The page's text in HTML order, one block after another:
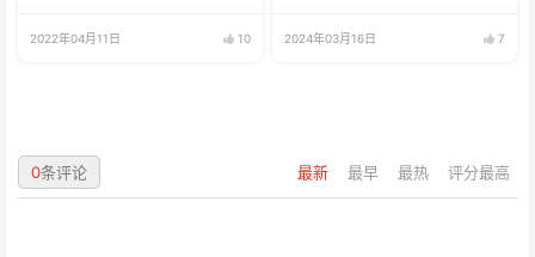
2022年04月11日 10 2024年03月16日 7
最新 最早 最热 评分最高
0条评论